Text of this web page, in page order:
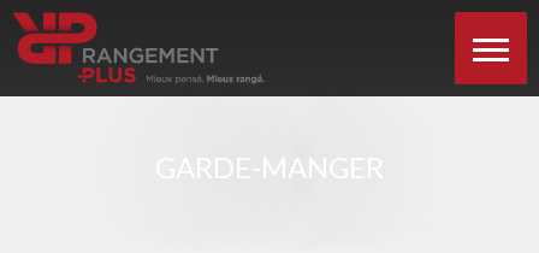
GARDE-MANGER